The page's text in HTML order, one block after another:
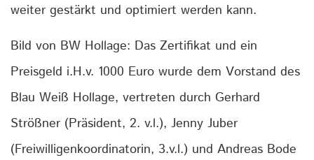
weiter gestärkt und optimiert werden kann.
Bild von BW Hollage: Das Zertifikat und ein
Preisgeld i.H.v. 1000 Euro wurde dem Vorstand des
Blau Weiß Hollage, vertreten durch Gerhard
Strößner (Präsident, 2. v.l.), Jenny Juber
(Freiwilligenkoordinatorin, 3.v.l.) und Andreas Bode